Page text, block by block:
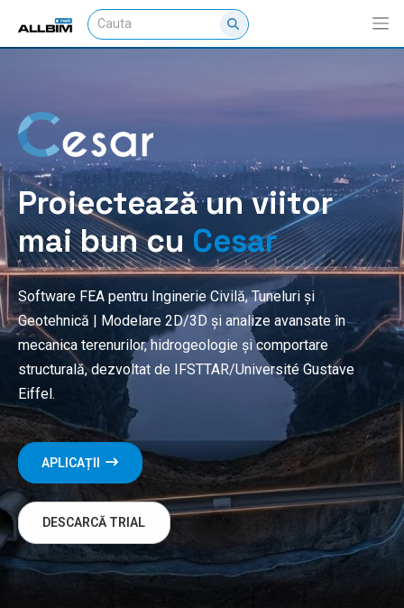
Proiectează un viitor
mai bun cu Cesar
Software FEA pentru Inginerie Civilă, Tuneluri și
Geotehnică | Modelare 2D/3D și analize avansate în
mecanica terenurilor, hidrogeologie și comportare
structurală, dezvoltat de IFSTTAR/Université Gustave
Eiffel.
APLICAȚII
DESCARCĂ TRIAL